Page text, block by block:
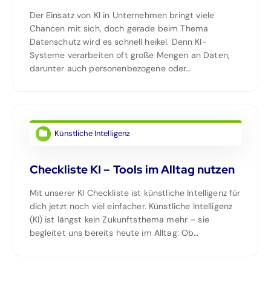
Der Einsatz von KI in Unternehmen bringt viele
Chancen mit sich, doch gerade beim Thema
Datenschutz wird es schnell heikel. Denn KI-
Systeme verarbeiten oft große Mengen an Daten,
darunter auch personenbezogene oder…
Künstliche Intelligenz
Checkliste KI – Tools im Alltag nutzen
Mit unserer KI Checkliste ist künstliche Intelligenz für
dich jetzt noch viel einfacher. Künstliche Intelligenz
(KI) ist längst kein Zukunftsthema mehr – sie
begleitet uns bereits heute im Alltag: Ob…